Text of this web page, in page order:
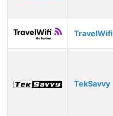
TravelWifi
TekSavvy